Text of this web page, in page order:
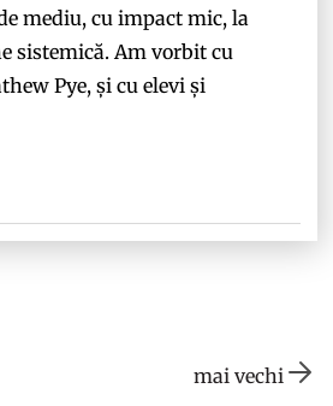
mediu, cu impact mic, la
sistemică. Am vorbit cu
Pye, și cu elevi și
mai vechi